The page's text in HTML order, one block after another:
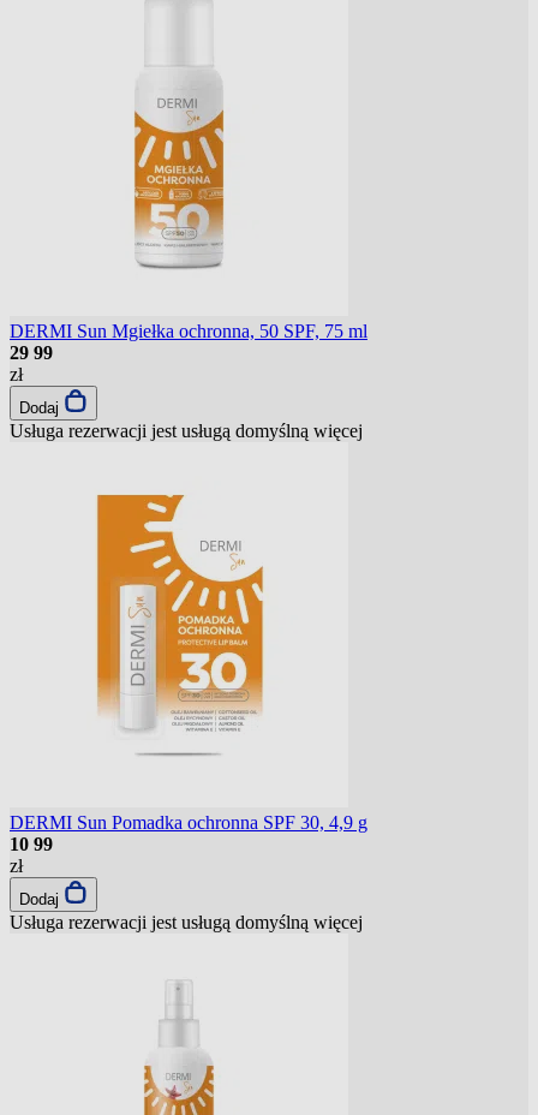
DERMI Sun Mgiełka ochronna, 50 SPF, 75 ml
29 99
zł
Dodaj
Usługa rezerwacji jest usługą domyślną więcej
DERMI Sun Pomadka ochronna SPF 30, 4,9 g
10 99
zł
Dodaj
Usługa rezerwacji jest usługą domyślną więcej